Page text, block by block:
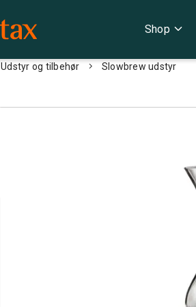
Shop expand_more
Udstyr og tilbehør chevron_right Slowbrew udstyr